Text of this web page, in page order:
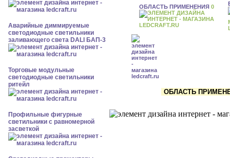
Аварийные диммируемые
светодиодные светильники
заливающего света DALI БАП-3
Торговые модульные
светодиодные светильники
ритейл
Профильные фигурные
светильники с равномерной
засветкой
ОБЛАСТЬ ПРИМЕНЕНИЯ 0
ОБЛАСТЬ